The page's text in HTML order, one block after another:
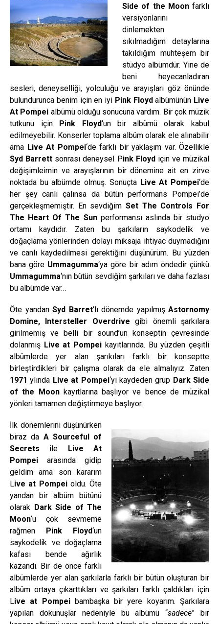
Side of the Moonfarklı
versiyonlarını
dinlemekten
sıkılmadığım detaylarına
takıldığım muhteşem bir
stüdyo albümdür. Yine de
beni heyecanladıran
sesleri, deneyselliği, yolculuğu ve arayışları göz önünde
bulundurunca benim için en iyi Pink Floyd albümünün Live
At Pompei albümü olduğu sonucuna vardım. Bir çok müzik
tutkunu için
Pink Floyd‘un bir albümü olarak kabul
edilmeyebilir. Konserler toplama albüm olarak ele alınabilir
ama Live At Pompei‘de farklı bir yaklaşım var. Özellikle
Syd Barrett sonrası deneysel Pink Floyd için ve müzikal
değişimleirnin ve arayışlarının bir dönemine ait en zirve
noktada bu albümde olmuş. Sonuçta Live At Pompei‘de
her şey canlı çalınsa da bütün performans Pompei’de
gerçekleşmemiştir. En sevdiğim Set The Controls For
The Heart Of The Sunperformansı aslında bir studyo
ortamı kaydıdır. Zaten bu şarkıların saykodelik ve
doğaçlama yönlerinden dolayı miksaja ihtiyac duymadığını
ve canlı kaydedilmesi gerektiğini düşünürüm. Bu yüzden
bana göre Ummagumma‘ya göre bir adım öndedir çünkü
Ummagumma‘nın bütün sevdiğim şarkıları ve daha fazlası
bu albümde var…
Öte yandan Syd Barret‘lı dönemde yapılmış Astornomy
Domine, Intersteller Overdrive gibi önemli şarkılara
girilmemiş ve belli bir sound’un konseptin çevresinde
dolanmış Live at Pompei kayıtlarında. Bu yüzden çeşitli
albümlerde yer alan şarıkıları farklı bir konseptte
birleştirdikleri bir çalışma olarak da ele almalıyız. Zaten
1971 ylında Live at Pompei‘yi kaydeden grup Dark Side
of the Moonkayıtlarına başlıyor ve bence de müzikal
yönleri tamamen değiştirmeye başlıyor.
İlk dönemlerini düşünürken
biraz da A Sourceful of
Secrets ile
Live At
Pompei arasında gidip
geldim ama son kararım
Live at Pompeioldu. Öte
yandan bir albüm bütünü
olarak Dark Side of The
Moon‘u çok sevmeme
rağmen
Pink Floyd‘un
saykodelik ve doğaçlama
kafası bende ağırlık
kazandı. Bir de önce farklı
albümlerde yer alan şarkılarla farklı bir bütün oluşturan bir
albüm ortaya çıkarttıkları ve şarkıları farklı çaldıkları için
Live at Pompeibambaşka bir yere koyarım. Şarkılara
yapılan dokunuşlar nedeniyle bu albümü “sadece” bir